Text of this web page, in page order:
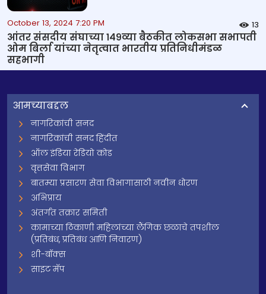
October 13, 2024 7:20 PM 13
आंतर संसदीय संघाच्या १४९व्या बैठकीत लोकसभा सभापती
ओम बिर्ला यांच्या नेतृत्वात भारतीय प्रतिनिधीमंडळ
सहभागी
आमच्याबद्दल
नागरिकांची सनद
नागरिकांची सनद हिंदीत
ऑल इंडिया रेडियो कोड
वृत्तसेवा विभाग
बातम्या प्रसारण सेवा विभागासाठी नवीन धोरण
अभिप्राय
अंतर्गत तक्रार समिती
कामाच्या ठिकाणी महिलांच्या लैंगिक छळाचे तपशील
(प्रतिबंध, प्रतिबंध आणि निवारण)
शी-बॉक्स
साइट मॅप